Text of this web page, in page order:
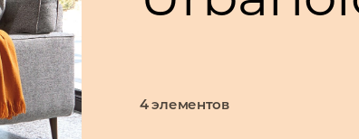
4 элементов